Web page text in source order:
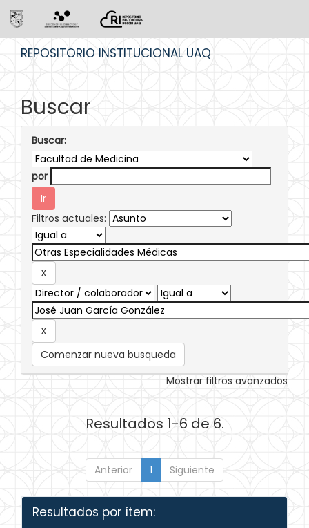
REPOSITORIO INSTITUCIONAL UAQ
Buscar
Buscar:
por
Filtros actuales:
Comenzar nueva busqueda
Mostrar filtros avanzados
Resultados 1-6 de 6.
Anterior 1 Siguiente
Resultados por ítem: